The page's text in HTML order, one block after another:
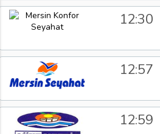
12:30
12:57
12:59